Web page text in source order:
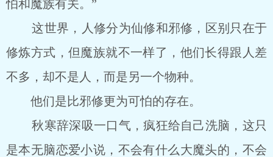
怕和魔族有关。”
这世界，人修分为仙修和邪修，区别只在于
修炼方式，但魔族就不一样了，他们长得跟人差
不多，却不是人，而是另一个物种。
他们是比邪修更为可怕的存在。
秋寒辞深吸一口气，疯狂给自己洗脑，这只
是本无脑恋爱小说，不会有什么大魔头的，不会